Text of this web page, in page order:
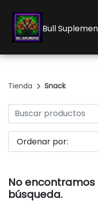
Bull
Tienda Snack
No
búsqueda.